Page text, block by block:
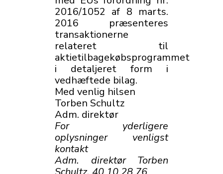
2016/1052 af 8 marts.
2016 præsenteres
transaktionerne
relateret til
aktietilbagekøbsprogrammet
i detaljeret form i
vedhæftede bilag.
Med venlig hilsen
Torben Schultz
Adm. direktør
For yderligere
oplysninger venligst
kontakt
Adm. direktør Torben